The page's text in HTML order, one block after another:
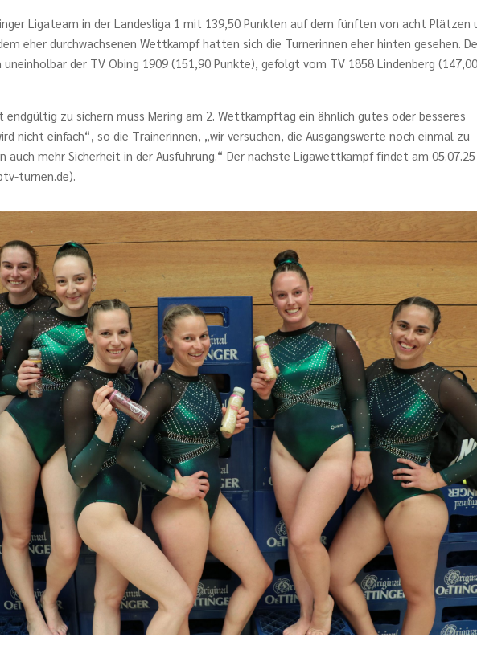
Ligateam in der Landesliga 1 mit 139,50 Punkten auf dem fünften von acht Plätzen
eher durchwachsenen Wettkampf hatten sich die Turnerinnen eher hinten gesehen.
der TV Obing 1909 (151,90 Punkte), gefolgt vom TV 1858 Lindenberg
endgültig zu sichern muss Mering am 2. Wettkampftag ein ähnlich gutes oder besseres
nicht einfach“, so die Trainerinnen, „wir versuchen, die Ausgangswerte noch einmal zu
auch mehr Sicherheit in der Ausführung.“ Der nächste Ligawettkampf findet am
turnen.de).